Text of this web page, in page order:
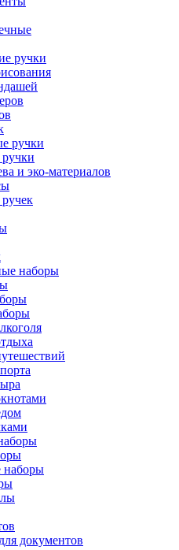
ручки
ручки
и эко-материалов
наборы
наборы
документов